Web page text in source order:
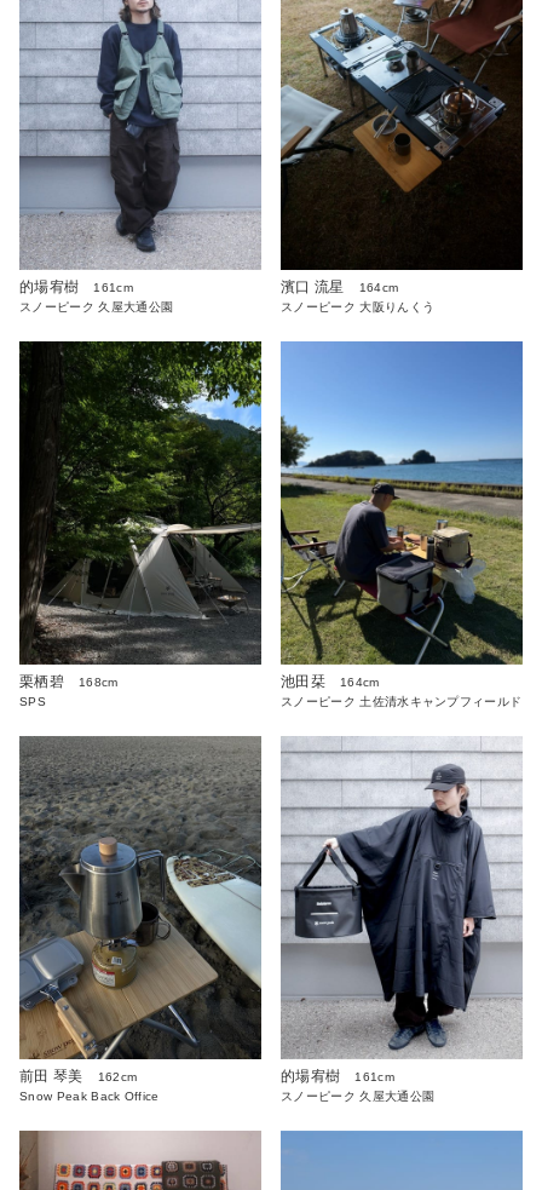
的場宥樹
161cm
スノーピーク 久屋大通公園
濱口 流星
164cm
スノーピーク 大阪りんくう
栗栖碧
168cm
SPS
池田栞
164cm
スノーピーク 土佐清水キャンプフィールド
前田 琴美
162cm
Snow Peak Back Office
的場宥樹
161cm
スノーピーク 久屋大通公園